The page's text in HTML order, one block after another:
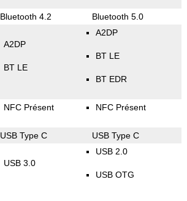
Bluetooth 4.2 Bluetooth 5.0
A2DP
BT LE
A2DP
BT LE
BT EDR
NFC Présent NFC Présent
USB Type C USB Type C
USB 3.0
USB 2.0
USB OTG